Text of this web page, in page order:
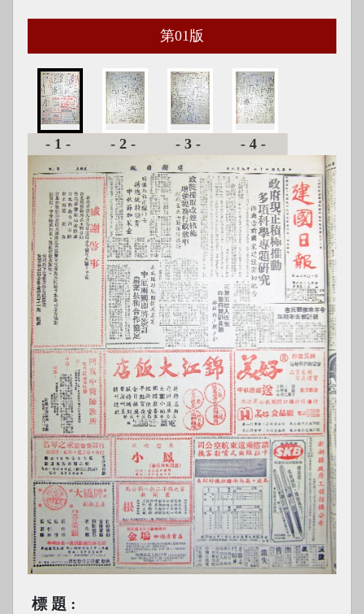
第01 版
-1- -2- -3- -4-
標題